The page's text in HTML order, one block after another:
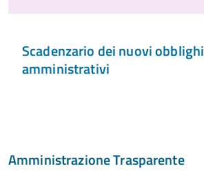
Scadenzario dei nuovi obblighi
amministrativi
Amministrazione Trasparente